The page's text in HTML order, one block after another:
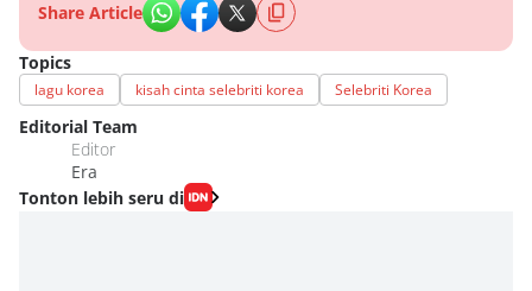
Share Article
Topics
lagu korea kisah cinta selebriti korea Selebriti Korea
Editorial Team
Editor
Era
Tonton lebih seru di